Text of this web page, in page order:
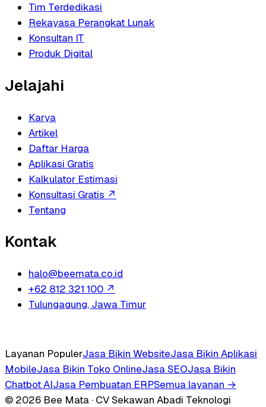
Tim Terdedikasi
Rekayasa Perangkat Lunak
Konsultan IT
Produk Digital
Jelajahi
Karya
Artikel
Daftar Harga
Aplikasi Gratis
Kalkulator Estimasi
Konsultasi Gratis ↗
Tentang
Kontak
halo@beemata.co.id
+62 812 321 100 ↗
Tulungagung, Jawa Timur
Layanan PopulerJasa Bikin WebsiteJasa Bikin Aplikasi
MobileJasa Bikin Toko OnlineJasa SEOJasa Bikin
Chatbot AIJasa Pembuatan ERPSemua layanan →
© 2026 Bee Mata · CV Sekawan Abadi Teknologi